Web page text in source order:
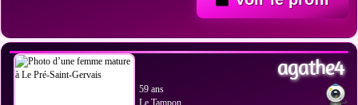
agathe4
59 ans
Le Tampon